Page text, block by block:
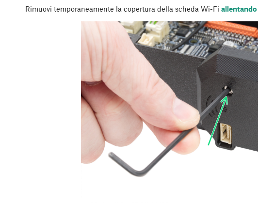
Rimuovi temporaneamente la copertura della scheda Wi-Fi allentando